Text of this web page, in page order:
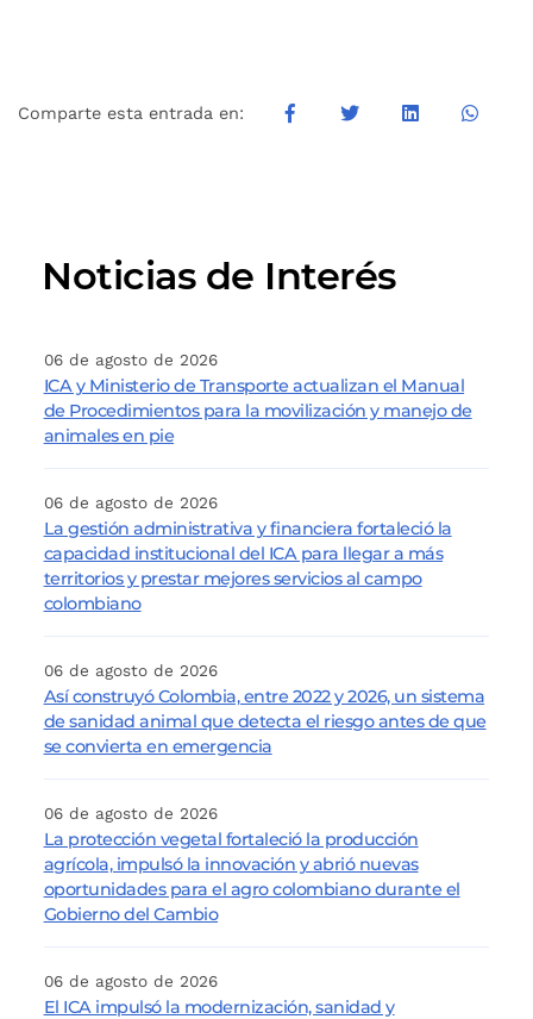
Comparte esta entrada en:
Noticias de Interés
06 de agosto de 2026
ICA y Ministerio de Transporte actualizan el Manual
de Procedimientos para la movilización y manejo de
animales en pie
06 de agosto de 2026
La gestión administrativa y financiera fortaleció la
capacidad institucional del ICA para llegar a más
territorios y prestar mejores servicios al campo
colombiano
06 de agosto de 2026
Así construyó Colombia, entre 2022 y 2026, un sistema
de sanidad animal que detecta el riesgo antes de que
se convierta en emergencia
06 de agosto de 2026
La protección vegetal fortaleció la producción
agrícola, impulsó la innovación y abrió nuevas
oportunidades para el agro colombiano durante el
Gobierno del Cambio
06 de agosto de 2026
El ICA impulsó la modernización, sanidad y